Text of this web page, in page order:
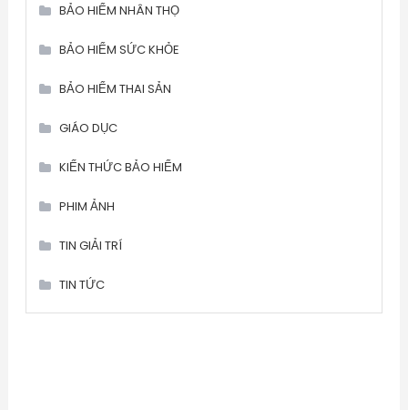
BẢO HIỂM NHÂN THỌ
BẢO HIỂM SỨC KHỎE
BẢO HIỂM THAI SẢN
GIÁO DỤC
KIẾN THỨC BẢO HIỂM
PHIM ẢNH
TIN GIẢI TRÍ
TIN TỨC